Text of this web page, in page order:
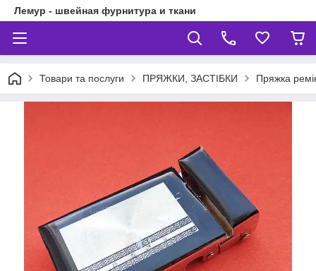
Лемур - швейная фурнитура и ткани
Товари та послуги ПРЯЖКИ, ЗАСТІБКИ Пряжка